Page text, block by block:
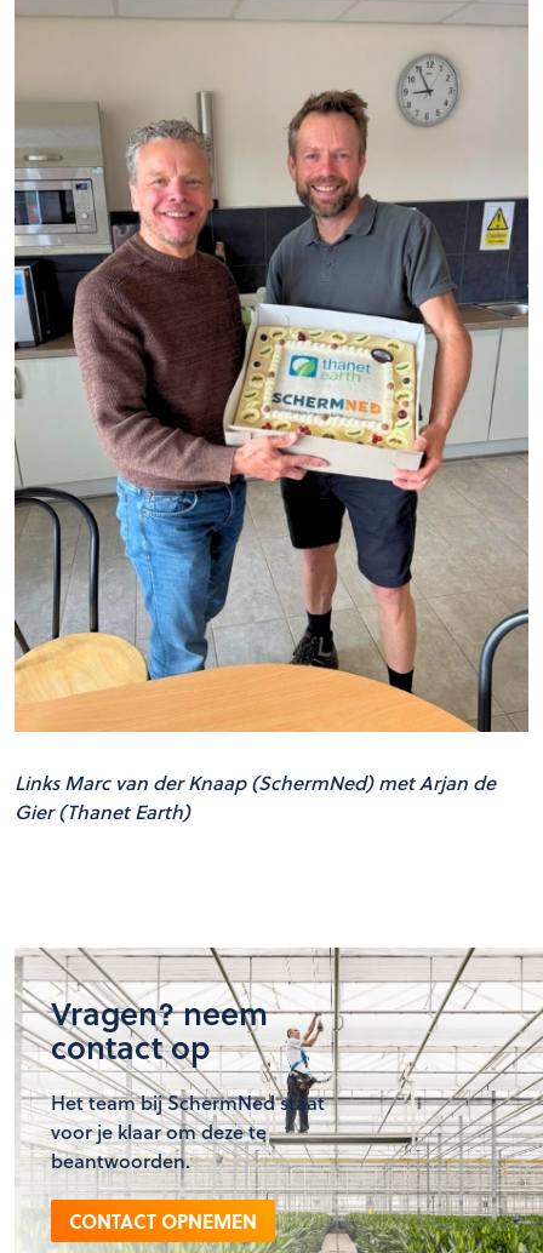
Links Marc van der Knaap (SchermNed) met Arjan de
Gier (Thanet Earth)
Vragen? neem
contact op
Het team bij SchermNed staat
voor je klaar om deze te
beantwoorden.
CONTACT OPNEMEN